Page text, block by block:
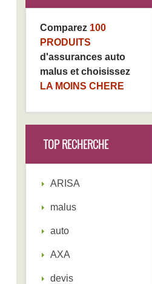
Comparez 100
PRODUITS
d'assurances auto
malus et choisissez
LA MOINS CHERE
TOP RECHERCHE
ARISA
malus
auto
AXA
devis